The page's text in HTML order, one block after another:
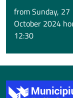
from Sunday, 27
October 2024
12:30